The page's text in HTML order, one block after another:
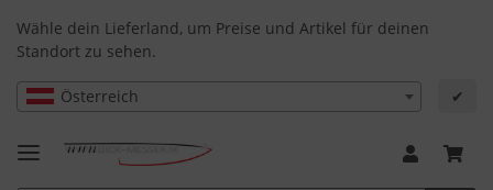
Wähle dein Lieferland, um Preise und Artikel für deinen
Standort zu sehen.
Österreich ✔